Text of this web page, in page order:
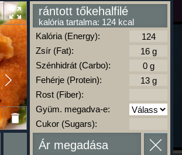
rántott tőkehalfilé
kalória tartalma: 124 kcal
Kalória (Energy):
Zsír (Fat):
Szénhidrát (Carbo):
Fehérje (Protein):
Rost (Fiber):
Gyüm. megadva-e:
Cukor (Sugars):
Ár megadása